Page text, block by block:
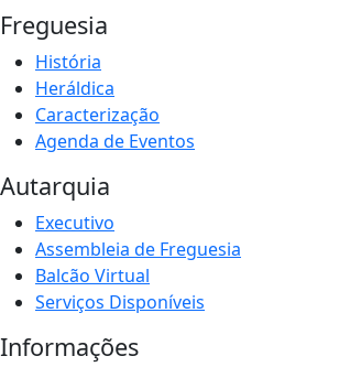
Freguesia
História
Heráldica
Caracterização
Agenda de Eventos
Autarquia
Executivo
Assembleia de Freguesia
Balcão Virtual
Serviços Disponíveis
Informações